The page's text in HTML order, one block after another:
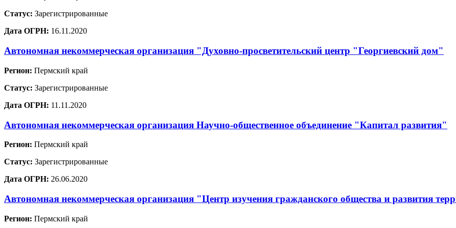
Статус: Зарегистрированные
Дата ОГРН: 16.11.2020
Автономная некоммерческая организация "Духовно-просветительский центр "Георгиевский дом"
Регион: Пермский край
Статус: Зарегистрированные
Дата ОГРН: 11.11.2020
Автономная некоммерческая организация Научно-общественное объединение "Капитал развития"
Регион: Пермский край
Статус: Зарегистрированные
Дата ОГРН: 26.06.2020
Автономная некоммерческая организация "Центр изучения гражданского общества и развития
Регион: Пермский край